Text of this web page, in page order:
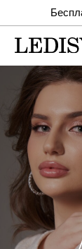
Бесплатная